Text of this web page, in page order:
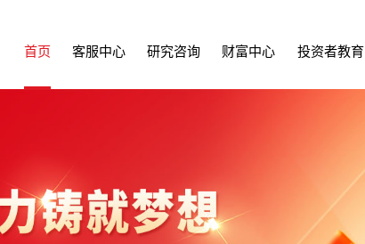
首页 客服中心 研究咨询 财富中心 投资者教育